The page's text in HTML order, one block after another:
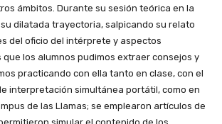
ámbitos. Durante su sesión teórica en la
su dilatada trayectoria, salpicando su relato
del oficio del intérprete y aspectos
los alumnos pudimos extraer consejos y
practicando con ella tanto en clase, con el
interpretación simultánea portátil, como en
de las Llamas; se emplearon artículos de